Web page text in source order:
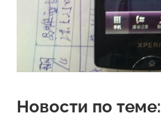
Новости по теме: